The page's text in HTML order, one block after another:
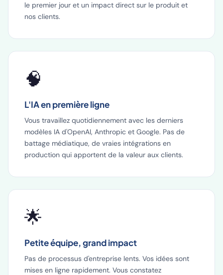
le premier jour et un impact direct sur le produit et
nos clients.
🧠
L'IA en première ligne
Vous travaillez quotidiennement avec les derniers
modèles IA d'OpenAI, Anthropic et Google. Pas de
battage médiatique, de vraies intégrations en
production qui apportent de la valeur aux clients.
🌟
Petite équipe, grand impact
Pas de processus d'entreprise lents. Vos idées sont
mises en ligne rapidement. Vous constatez